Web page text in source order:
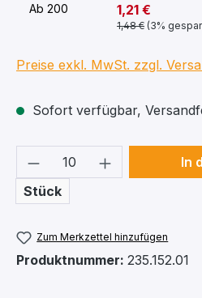
Ab 200 1,21 €
1,48 € (3%
Preise exkl. MwSt. zzgl.
Sofort verfügbar,
Produkt Anzahl:
Stück
In
Zum Merkzettel hinzufügen
Produktnummer: 235.152.01